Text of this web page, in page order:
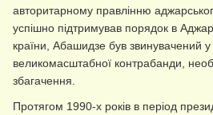
авторитарному правлінню
успішно підтримував порядок в
країни, Абашидзе був звинувачений у
великомасштабної контрабанди,
збагачення.
Протягом 1990-х років в період